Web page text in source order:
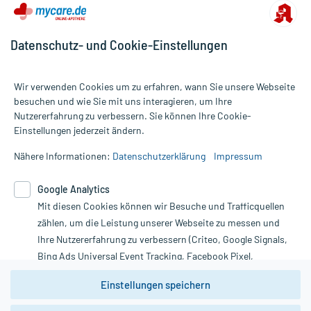
Alle Preise gelten inkl. MwSt., ggf. zzgl. Versandkosten
Informationen auf dieser Website werden ausschließlich für
die Untersuchung und Behandlung durch einen Arzt. Bitte
Therapien eingeleitet werden können. | Diese Webseite benutzt
Google Analytics. Lesen Sie bitte dazu die wichtigen Hinweise in
unserer Datenschutzerklärung. Für den Widerruf einer Bestellung
nutzen Sie das Formular:
Vertrag widerrufen
Datenschutz- und Cookie-Einstellungen
Wir verwenden Cookies um zu erfahren, wann Sie unsere Webseite
besuchen und wie Sie mit uns interagieren, um Ihre
Nutzererfahrung zu verbessern. Sie können Ihre Cookie-
Einstellungen jederzeit ändern.
Nähere Informationen: Datenschutzerklärung Impressum
Google Analytics
Mit diesen Cookies können wir Besuche und Trafficquellen
zählen, um die Leistung unserer Webseite zu messen und
Ihre Nutzererfahrung zu verbessern (Criteo, Google Signals,
Bing Ads Universal Event Tracking, Facebook Pixel,
Youtube-Social Plugin).
Wir weisen darauf hin, dass die
Einstellungen speichern